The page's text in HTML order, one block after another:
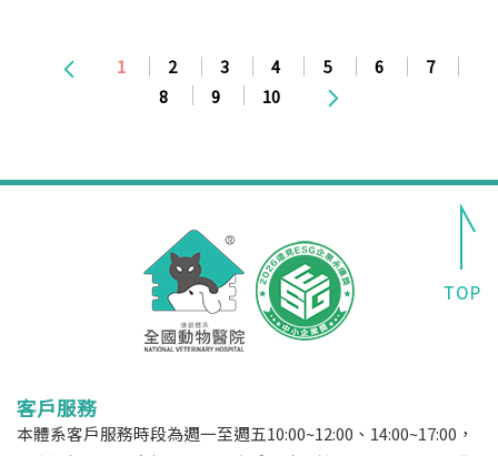
1 2 3 4 5 6
7
8
9 10
客戶服務
本體系客戶服務時段為週一至週五10:00~12:00、14:00~17:00，